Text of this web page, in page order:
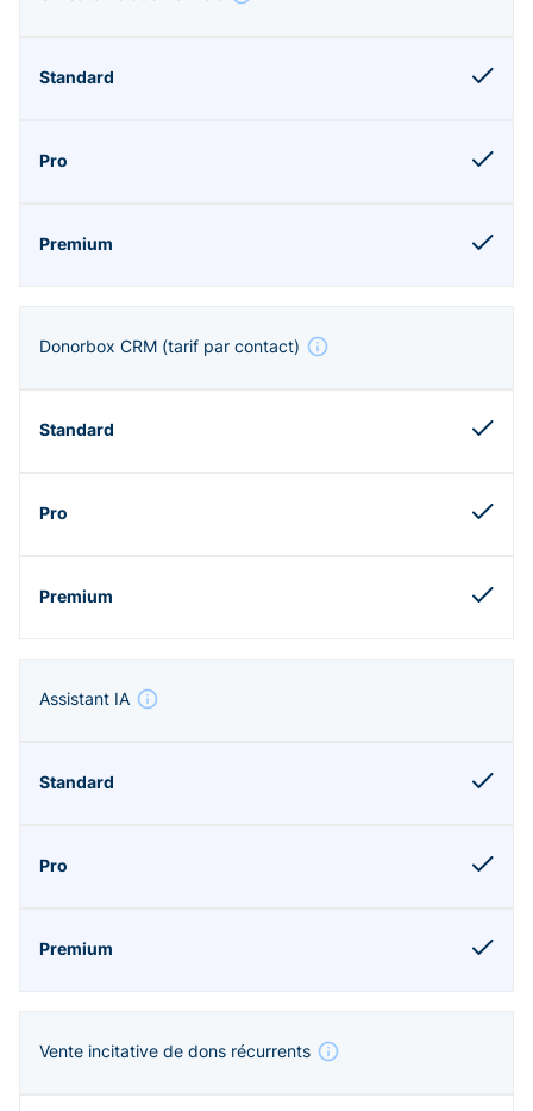
Donorbox CRM (tarif par contact)
Assistant IA
Vente incitative de dons récurrents